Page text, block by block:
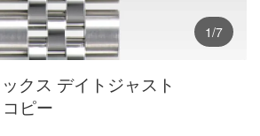
1/7
クス デイトジャスト
ピー